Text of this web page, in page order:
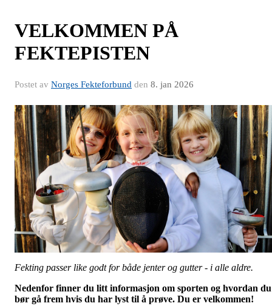
VELKOMMEN PÅ
FEKTEPISTEN
Postet av Norges Fekteforbund den 8. jan 2026
Fekting passer like godt for både jenter og gutter - i alle aldre.
Nedenfor finner du litt informasjon om sporten og hvordan du
bør gå frem hvis du har lyst til å prøve. Du er velkommen!